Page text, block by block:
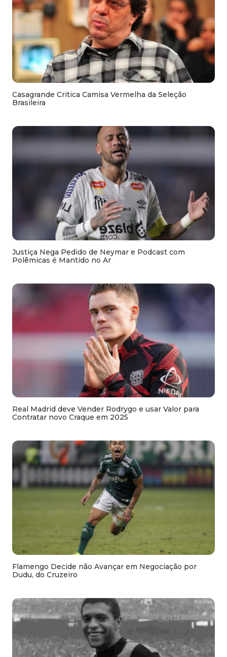
Casagrande Critica Camisa Vermelha da Seleção
Brasileira
Justiça Nega Pedido de Neymar e Podcast com
Polêmicas é Mantido no Ar
Real Madrid deve Vender Rodrygo e usar Valor para
Contratar novo Craque em 2025
Flamengo Decide não Avançar em Negociação por
Dudu, do Cruzeiro